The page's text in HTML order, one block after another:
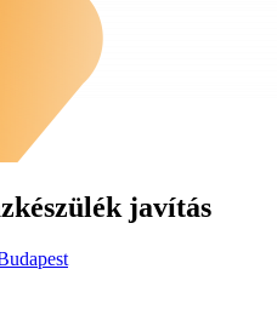
javítás